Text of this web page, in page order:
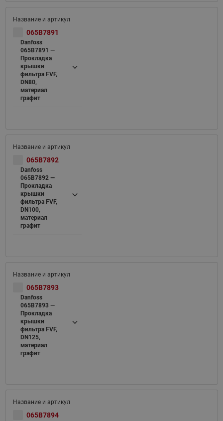
065B7891
Danfoss
065B7891 —
Прокладка
крышки
фильтра FVF,
DN80,
материал
графит
065B7892
Danfoss
065B7892 —
Прокладка
крышки
фильтра FVF,
DN100,
материал
графит
065B7893
Danfoss
065B7893 —
Прокладка
крышки
фильтра FVF,
DN125,
материал
графит
065B7894